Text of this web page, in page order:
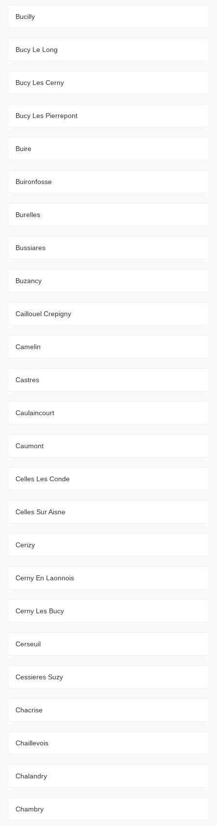
Bucilly
Bucy Le Long
Bucy Les Cerny
Bucy Les Pierrepont
Buire
Buironfosse
Burelles
Bussiares
Buzancy
Caillouel Crepigny
Camelin
Castres
Caulaincourt
Caumont
Celles Les Conde
Celles Sur Aisne
Cerizy
Cerny En Laonnois
Cerny Les Bucy
Cerseuil
Cessieres Suzy
Chacrise
Chaillevois
Chalandry
Chambry